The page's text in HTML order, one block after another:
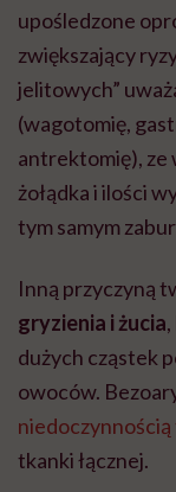
upośledzone
zwiększający
jelitowych”
(wagotomię,
antrektomię), ze
żołądka i ilości
tym samym
Inną przyczyną
gryzienia i żucia
dużych cząstek
owoców.
tkanki łącznej.